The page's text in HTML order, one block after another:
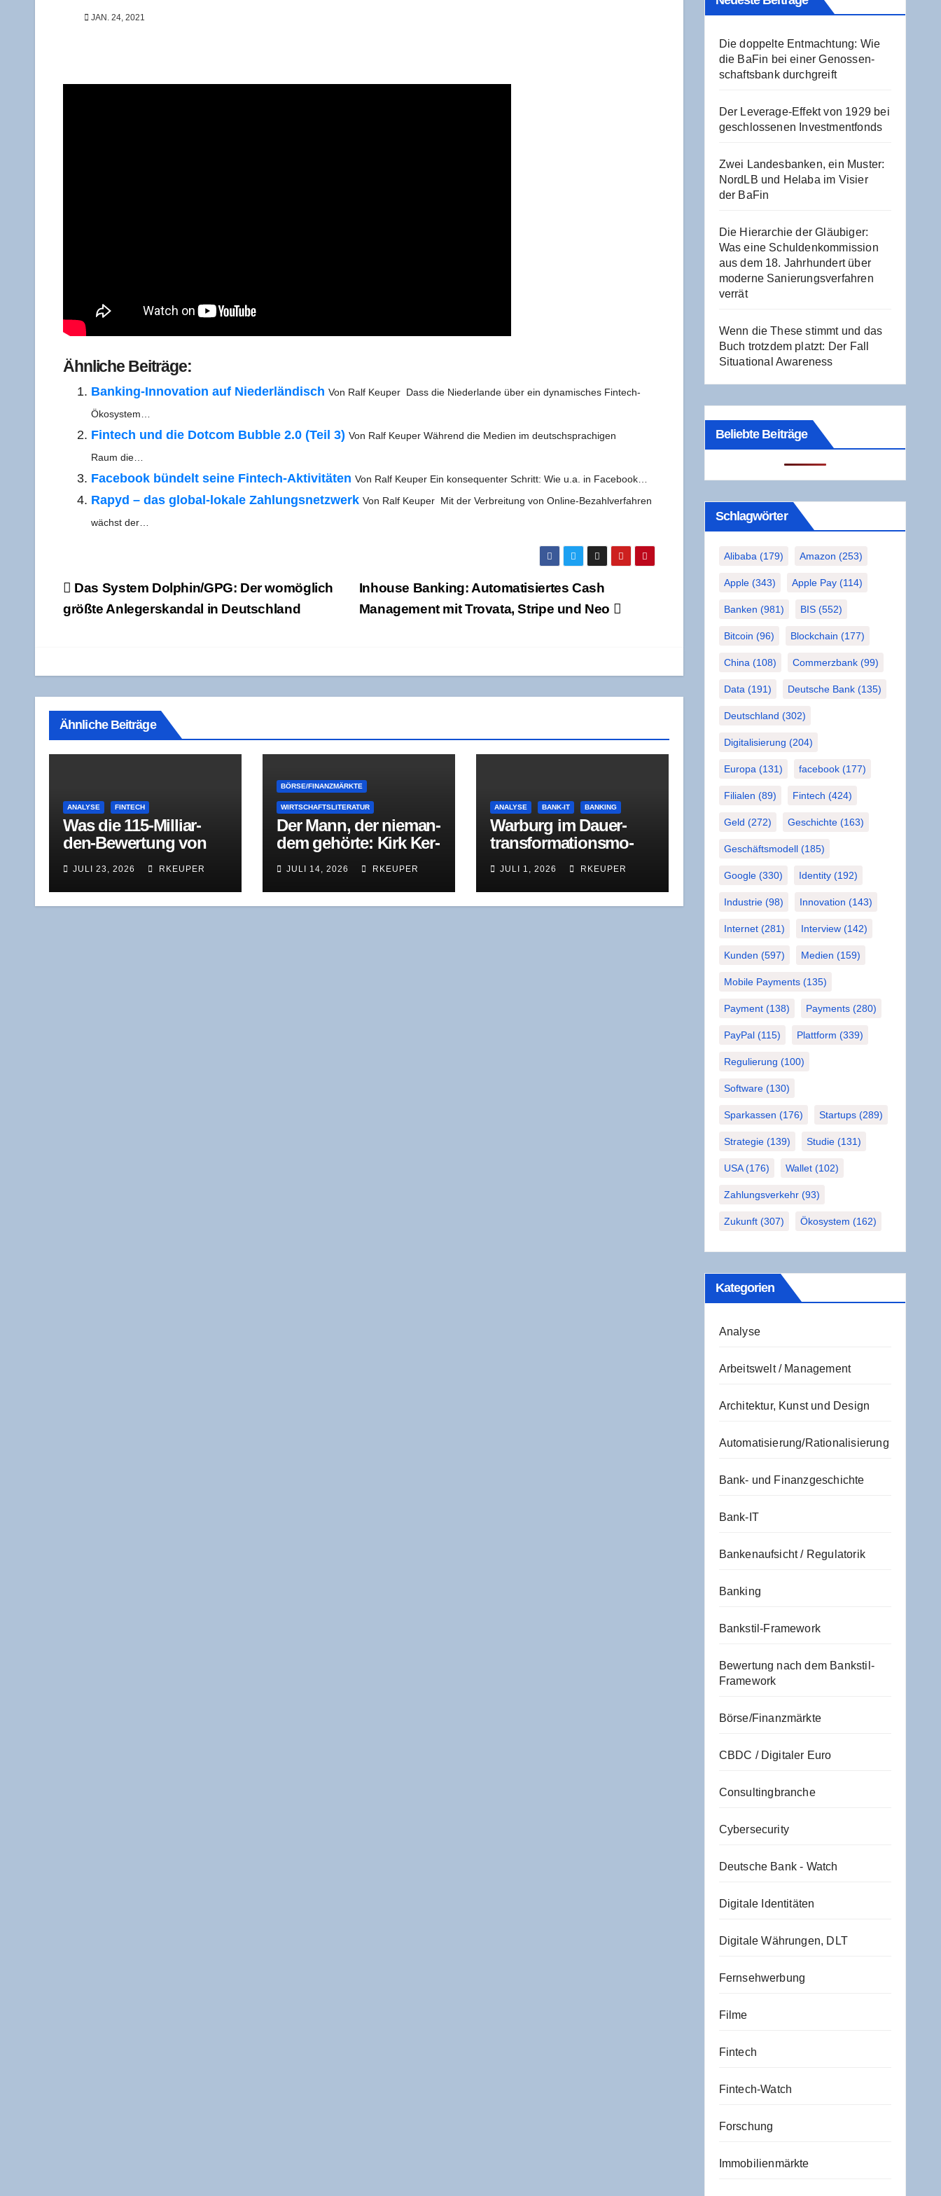
JAN. 24, 2021
Ähn­li­che Beiträge:
Ban­king-Inno­­va­­ti­on auf Nie­der­län­disch Von Ralf Keu­per Dass die Nie­der­lan­de über ein dyna­mi­sches Fintech-
Ökosystem…
Fin­tech und die Dot­com Bubble 2.0 (Teil 3) Von Ralf Keu­per Wäh­rend die Medi­en im deutsch­spra­chi­gen
Raum die…
Face­book bün­delt sei­ne Fin­tech-Akti­vi­tä­ten Von Ralf Keu­per Ein kon­se­quen­ter Schritt: Wie u.a. in Facebook…
Rapyd – das glo­­bal-loka­­le Zah­lungs­netz­werk Von Ralf Keu­per Mit der Ver­brei­tung von Online-Bezahl­­ver­­­fah­­ren
wächst der…
Beitragsnavigation
Inhouse Ban­king: Auto­ma­ti­sier­tes Cash
Manage­ment mit Tro­vata, Stri­pe und Neo
Das Sys­tem Dolphin/​GPG: Der womög­lich
größ­te Anle­ger­skan­dal in Deutschland
Ähnliche Beiträge
ANALYSE FINTECH
Was die 115-Mil­li­ar­
den-Bewer­tung von
JULI 23, 2026 RKEUPER
BÖRSE/FINANZMÄRKTE
WIRTSCHAFTSLITERATUR
Der Mann, der nie­man­
dem gehör­te: Kirk Ker­
der stil­len Wette
JULI 14, 2026 RKEUPER
ANALYSE BANK-IT BANKING
War­burg im Dau­er­
trans­for­ma­ti­ons­mo­
ver­lust 2025 wirk­
lich zeigt
JULI 1, 2026 RKEUPER
Die dop­pel­te Ent­mach­tung: Wie
die BaFin bei einer Genos­sen­
schafts­bank durchgreift
Der Levera­ge-Effekt von 1929 bei
geschlos­se­nen Investmentfonds
Zwei Lan­des­ban­ken, ein Mus­ter:
NordLB und Hela­ba im Visier
der BaFin
Die Hier­ar­chie der Gläu­bi­ger:
Was eine Schul­den­kom­mis­si­on
aus dem 18. Jahr­hun­dert über
moder­ne Sanie­rungs­ver­fah­ren
verrät
Wenn die The­se stimmt und das
Buch trotz­dem platzt: Der Fall
Situa­tio­nal Awareness
Beliebte Beiträge
Schlag­wör­ter
Alibaba (179) Amazon (253)
Apple(343) Apple Pay(114)
Banken (981) BIS(552)
Bitcoin (96) Blockchain (177)
China (108) Commerzbank(99)
Data (191) Deutsche Bank(135)
Deutschland (302)
Digitalisierung (204)
Europa (131) facebook(177)
Filialen (89) Fintech (424)
Geld (272) Geschichte(163)
Geschäftsmodell(185)
Google(330) Identity(192)
Industrie(98) Innovation (143)
Internet(281) Interview(142)
Kunden (597) Medien (159)
Mobile Payments(135)
Payment(138) Payments(280)
PayPal(115) Plattform (339)
Regulierung (100)
Software(130)
Sparkassen (176) Startups(289)
Strategie(139) Studie(131)
USA(176) Wallet(102)
Zahlungsverkehr(93)
Zukunft(307) Ökosystem (162)
Kate­go­rien
Analyse
Arbeitswelt / Management
Architektur, Kunst und Design
Automatisierung/Rationalisierung
Bank- und Finanzgeschichte
Bank-IT
Bankenaufsicht / Regulatorik
Banking
Bankstil-Framework
Bewertung nach dem Bankstil-
Framework
Börse/Finanzmärkte
CBDC / Digitaler Euro
Consultingbranche
Cybersecurity
Deutsche Bank - Watch
Digitale Identitäten
Digitale Währungen, DLT
Fernsehwerbung
Filme
Fintech
Fintech-Watch
Forschung
Immobilienmärkte